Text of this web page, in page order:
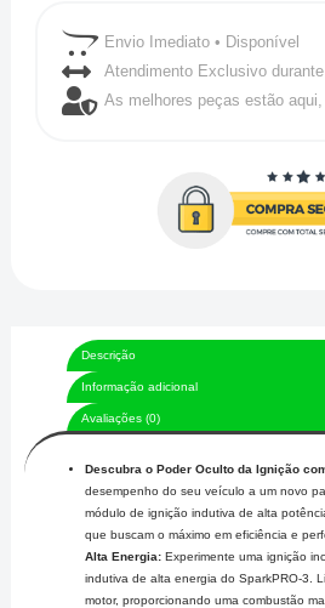
Envio Imediato • Disponível
Atendimento Exclusivo
As melhores peças estão aqui,
Descrição
Informação adicional
Avaliações (0)
Descubra o Poder Oculto da Ignição
desempenho do seu veículo a um novo
módulo de ignição indutiva de alta
que buscam o máximo em eficiência e
Alta Energia: Experimente uma ignição
indutiva de alta energia do SparkPRO-3.
motor, proporcionando uma combustão